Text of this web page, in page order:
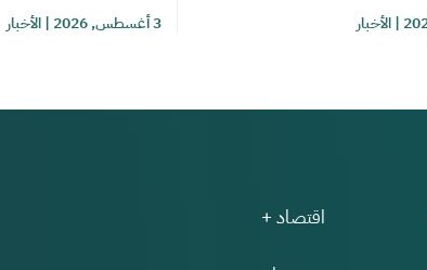
|الأخبار 3 أغسطس, 2026 |الأخبار
اقتصاد +